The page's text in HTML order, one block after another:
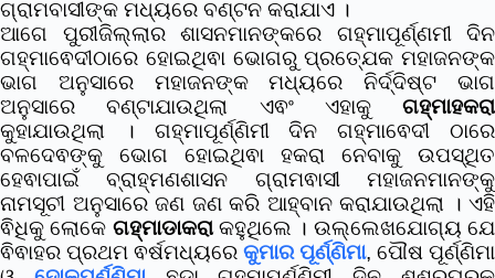
ଗ୍ରାମବାସୀଙ୍କ ମଧ୍ୟରେ ବଣ୍ଟନ କରାଯାଏ ।
ଆଗେ ପୁରୀଜିଲ୍ଲାର ଶାସନମାନଙ୍କରେ ଗହ୍ମାପୂର୍ଣ୍ଣମୀ ଦିନ
ଗହ୍ମାଵେଦୀଠାରେ ହୋଇଥିଵା ଭୋଗରୁ ପ୍ରତ୍ଯେକ ମହାଜନଙ୍କ
ଭାଗ ଅନୁସାରେ ମହାଜନଙ୍କ ମଧ୍ୟରେ ନିର୍ଦ୍ଦିଷ୍ଟ ଭାଗ
ଅନୁସାରେ ବଣ୍ଟାଯାଉଥିଲା ଏଵଂ ଏହାକୁ ଗହ୍ମାହକରା
କୁହାଯାଉଥିଲା ।‌ ଗହ୍ମାପୂର୍ଣ୍ଣିମୀ ଦିନ ଗହ୍ମାଵେଦୀ ଠାରେ
ବଳଦେଵଙ୍କୁ ଭୋଗ ହୋଇଥିଵା ହକରା ନେବାକୁ ଉପସ୍ଥିତ
ହେଵାପାଇଁ ବ୍ରାହ୍ମଣଶାସନ ଗ୍ରାମଵାସୀ ମହାଜନମାନଙ୍କୁ
ନାମସୂଚୀ ଅନୁସାରେ ଜଣ ଜଣ କରି ଆହ୍ବାନ କରାଯାଉଥିଲା । ଏହି
ଵିଧିକୁ ଲୋକେ ଗହ୍ମାଡାକରାକହୁଥିଲେ । ଉଲ୍ଲେଖଯୋଗ୍ୟ ଯେ
ଵିଵାହର ପ୍ରଥମ ଵର୍ଷମଧ୍ୟରେ କୁମାର ପୂର୍ଣ୍ଣିମା, ପୌଷ ପୂର୍ଣ୍ଣିମା